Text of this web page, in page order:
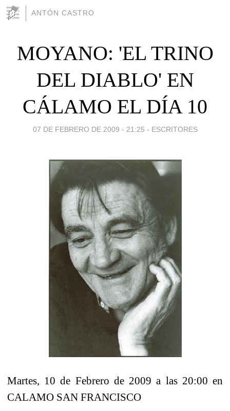
ANTÓN CASTRO
MOYANO: 'EL TRINO
DEL DIABLO' EN
CÁLAMO EL DÍA 10
07 DE FEBRERO DE 2009 - 21:25 - ESCRITORES
Martes, 10 de Febrero de 2009 a las 20:00 en
CALAMO SAN FRANCISCO